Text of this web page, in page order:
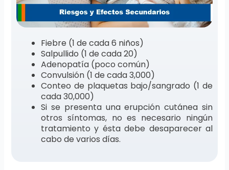
Fiebre (1 de cada 6 niños)
Salpullido (1 de cada 20)
Adenopatía (poco común)
Convulsión (1 de cada 3,000)
Conteo de plaquetas bajo/sangrado (1 de
cada 30,000)
Si se presenta una erupción cutánea sin
otros síntomas, no es necesario ningún
tratamiento y ésta debe desaparecer al
cabo de varios días.